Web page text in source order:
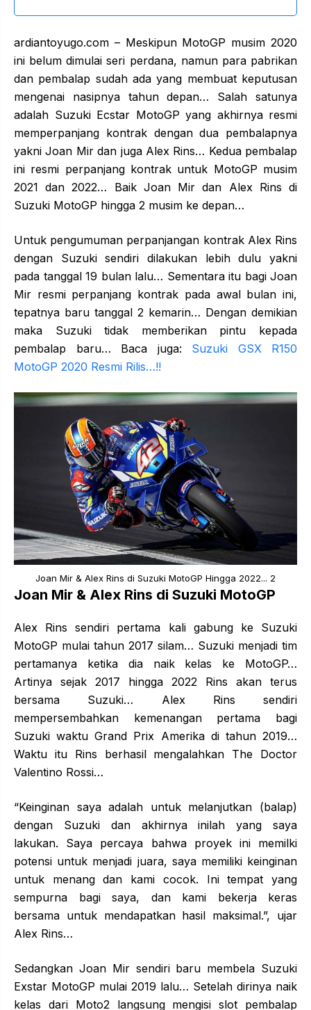
ardiantoyugo.com – Meskipun MotoGP musim 2020
ini belum dimulai seri perdana, namun para pabrikan
dan pembalap sudah ada yang membuat keputusan
mengenai nasipnya tahun depan… Salah satunya
adalah Suzuki Ecstar MotoGP yang akhirnya resmi
memperpanjang kontrak dengan dua pembalapnya
yakni Joan Mir dan juga Alex Rins… Kedua pembalap
ini resmi perpanjang kontrak untuk MotoGP musim
2021 dan 2022… Baik Joan Mir dan Alex Rins di
Suzuki MotoGP hingga 2 musim ke depan…
Untuk pengumuman perpanjangan kontrak Alex Rins
dengan Suzuki sendiri dilakukan lebih dulu yakni
pada tanggal 19 bulan lalu… Sementara itu bagi Joan
Mir resmi perpanjang kontrak pada awal bulan ini,
tepatnya baru tanggal 2 kemarin… Dengan demikian
maka Suzuki tidak memberikan pintu kepada
pembalap baru… Baca juga: Suzuki GSX R150
MotoGP 2020 Resmi Rilis…!!
Joan Mir & Alex Rins di Suzuki MotoGP Hingga 2022... 2
Joan Mir & Alex Rins di Suzuki MotoGP
Alex Rins sendiri pertama kali gabung ke Suzuki
MotoGP mulai tahun 2017 silam… Suzuki menjadi tim
pertamanya ketika dia naik kelas ke MotoGP…
Artinya sejak 2017 hingga 2022 Rins akan terus
bersama Suzuki… Alex Rins sendiri
mempersembahkan kemenangan pertama bagi
Suzuki waktu Grand Prix Amerika di tahun 2019…
Waktu itu Rins berhasil mengalahkan The Doctor
Valentino Rossi…
“Keinginan saya adalah untuk melanjutkan (balap)
dengan Suzuki dan akhirnya inilah yang saya
lakukan. Saya percaya bahwa proyek ini memilki
potensi untuk menjadi juara, saya memiliki keinginan
untuk menang dan kami cocok. Ini tempat yang
sempurna bagi saya, dan kami bekerja keras
bersama untuk mendapatkan hasil maksimal.”, ujar
Alex Rins…
Sedangkan Joan Mir sendiri baru membela Suzuki
Exstar MotoGP mulai 2019 lalu… Setelah dirinya naik
kelas dari Moto2 langsung mengisi slot pembalap